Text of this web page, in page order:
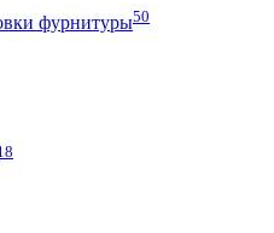
фурнитуры50